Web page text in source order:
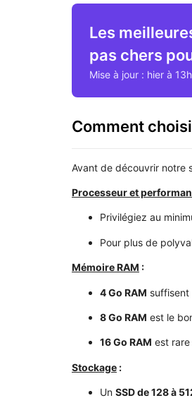
Les
pas chers
Mise à jour : hier à
Comment
Avant de découvrir notre
Processeur et
Privilégiez au
Pour plus de
Mémoire RAM :
4 Go RAM
8 Go RAM est le
16 Go RAM est
Stockage :
Un SSD de 128 à